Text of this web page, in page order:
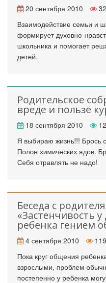
20 сентября 2010
Взаимодействие семьи и
формирует духовно-
школьника и помогает
детей.
Родительское
вреде и пользе
18 сентября 2010
Я выбираю жизнь!!! Брось
Полон химических ядов.
Себя отравлять не надо!
Беседа с
«Застенчивость
ребенка гением
4 сентября 2010
Пока круг общения
взрослыми, проблем
постепенно у ребенка